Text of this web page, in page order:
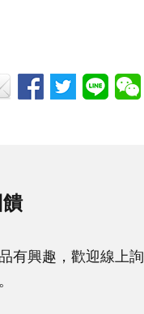
有興趣，歡迎線上